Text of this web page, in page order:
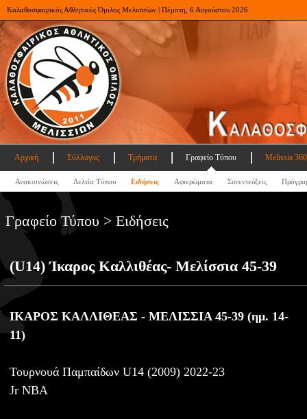
Καλαθοσφαιρικός Αθλητικός Όμιλος Μελισσίων | Πέμπτη, 6 Αυγούστου 2026
Αρχική Σύλλογος Τμήματα Γραφείο Τύπου Melissia
Ανακοινώσεις Δελτία Τύπου Ειδήσεις Αφιερώματα Συνεντεύξεις
Γραφείο Τύπου > Ειδήσεις
(U14) Ίκαρος Καλλιθέας- Μελίσσια 45-39
ΙΚΑΡΟΣ ΚΑΛΛΙΘΕΑΣ - ΜΕΛΙΣΣΙΑ 45-39 (ημ. 14-
11)
Τουρνουά Παμπαίδων U14 (2009) 2022-23
Jr NBA